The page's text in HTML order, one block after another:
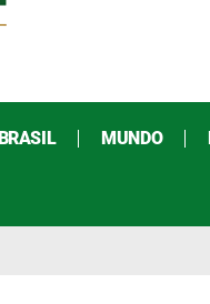
BRASIL MUNDO